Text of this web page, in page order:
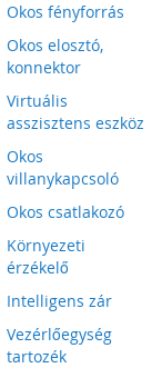
Okos fényforrás
Okos elosztó,
konnektor
Virtuális
asszisztens eszköz
Okos
villanykapcsoló
Okos csatlakozó
Környezeti
érzékelő
Intelligens zár
Vezérlőegység
tartozék